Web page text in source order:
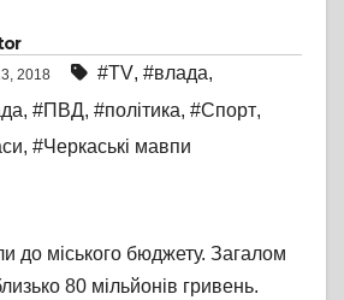
2018 #TV, #влада,
, #ПВД, #політика, #Спорт,
, #Черкаські мавпи
до міського бюджету. Загалом
80 мільйонів гривень.